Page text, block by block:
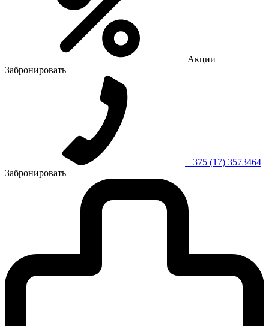
Акции
Забронировать
+375 (17) 3573464
Забронировать